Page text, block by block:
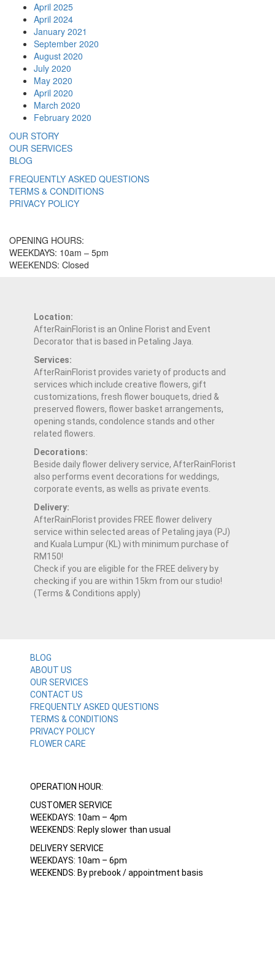
April 2025
April 2024
January 2021
September 2020
August 2020
July 2020
May 2020
April 2020
March 2020
February 2020
OUR STORY
OUR SERVICES
BLOG
FREQUENTLY ASKED QUESTIONS
TERMS & CONDITIONS
PRIVACY POLICY
OPENING HOURS:
WEEKDAYS: 10am – 5pm
WEEKENDS: Closed
Location:
AfterRainFlorist is an Online Florist and Event
Decorator that is based in Petaling Jaya.
Services:
AfterRainFlorist provides variety of products and
services which include creative flowers, gift
customizations, fresh flower bouquets, dried &
preserved flowers, flower basket arrangements,
opening stands, condolence stands and other
related flowers.
Decorations:
Beside daily flower delivery service, AfterRainFlorist
also performs event decorations for weddings,
corporate events, as wells as private events.
Delivery:
AfterRainFlorist provides FREE flower delivery
service within selected areas of Petaling jaya (PJ)
and Kuala Lumpur (KL) with minimum purchase of
RM150!
Check if you are eligible for the FREE delivery by
checking if you are within 15km from our studio!
(Terms & Conditions apply)
BLOG
ABOUT US
OUR SERVICES
CONTACT US
FREQUENTLY ASKED QUESTIONS
TERMS & CONDITIONS
PRIVACY POLICY
FLOWER CARE
OPERATION HOUR:
CUSTOMER SERVICE
WEEKDAYS: 10am – 4pm
WEEKENDS: Reply slower than usual
DELIVERY SERVICE
WEEKDAYS: 10am – 6pm
WEEKENDS: By prebook / appointment basis